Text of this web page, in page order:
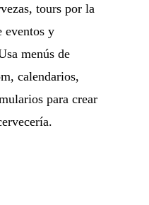
tours por la
eventos y
menús de
calendarios,
para crear